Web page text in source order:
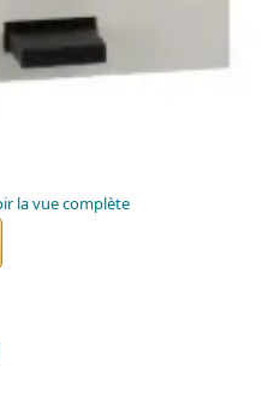
la vue complète